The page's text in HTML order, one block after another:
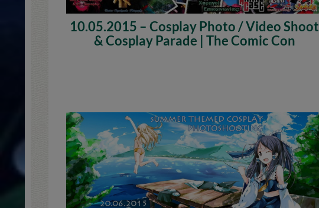
10.05.2015 – Cosplay Photo / Video Shoot
& Cosplay Parade | The Comic Con